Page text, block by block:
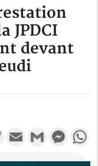
JPDCI
devant
TwitterEmail Gmail